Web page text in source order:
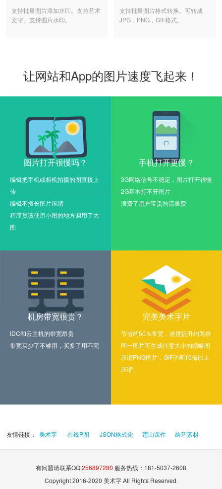
支持批量图片添加水印。支持艺术
文字。支持图片水印。
支持批量图片格式转换。可转成
JPG，PNG，GIF格式。
让网站和App的图片速度飞起来！
图片打开很慢吗？
编辑把手机或相机拍摄的图直接上
传
编辑不擅长图片压缩
程序员该使用小图的地方调用了大
图
手机打开更慢？
3G网络信号不稳定，图片打开很慢
2G基本打不开图片
浪费了用户宝贵的流量费
机房带宽很贵？
IDC和云主机的带宽昂贵
带宽买少了不够用，买多了用不完
完美美术字片
节省约50％带宽，速度提升约两倍
同一图片可生成任意大小的缩略图
压缩PNG图片，GIF动画10倍以上
压缩
友情链接：美术字 在线P图 JSON格式化 莲山课件 绘艺素材
有问题请联系QQ:256897280 服务热线：181-5037-2608
Copyright 2016-2020 美术字 All Rights Reserved.